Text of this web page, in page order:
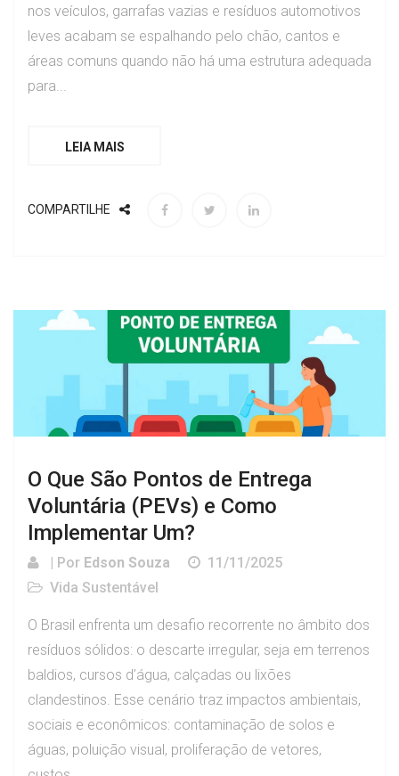
nos veículos, garrafas vazias e resíduos automotivos
leves acabam se espalhando pelo chão, cantos e
áreas comuns quando não há uma estrutura adequada
para...
LEIA MAIS
COMPARTILHE
O Que São Pontos de Entrega
Voluntária (PEVs) e Como
Implementar Um?
| Por Edson Souza
11/11/2025
Vida Sustentável
O Brasil enfrenta um desafio recorrente no âmbito dos
resíduos sólidos: o descarte irregular, seja em terrenos
baldios, cursos d’água, calçadas ou lixões
clandestinos. Esse cenário traz impactos ambientais,
sociais e econômicos: contaminação de solos e
águas, poluição visual, proliferação de vetores,